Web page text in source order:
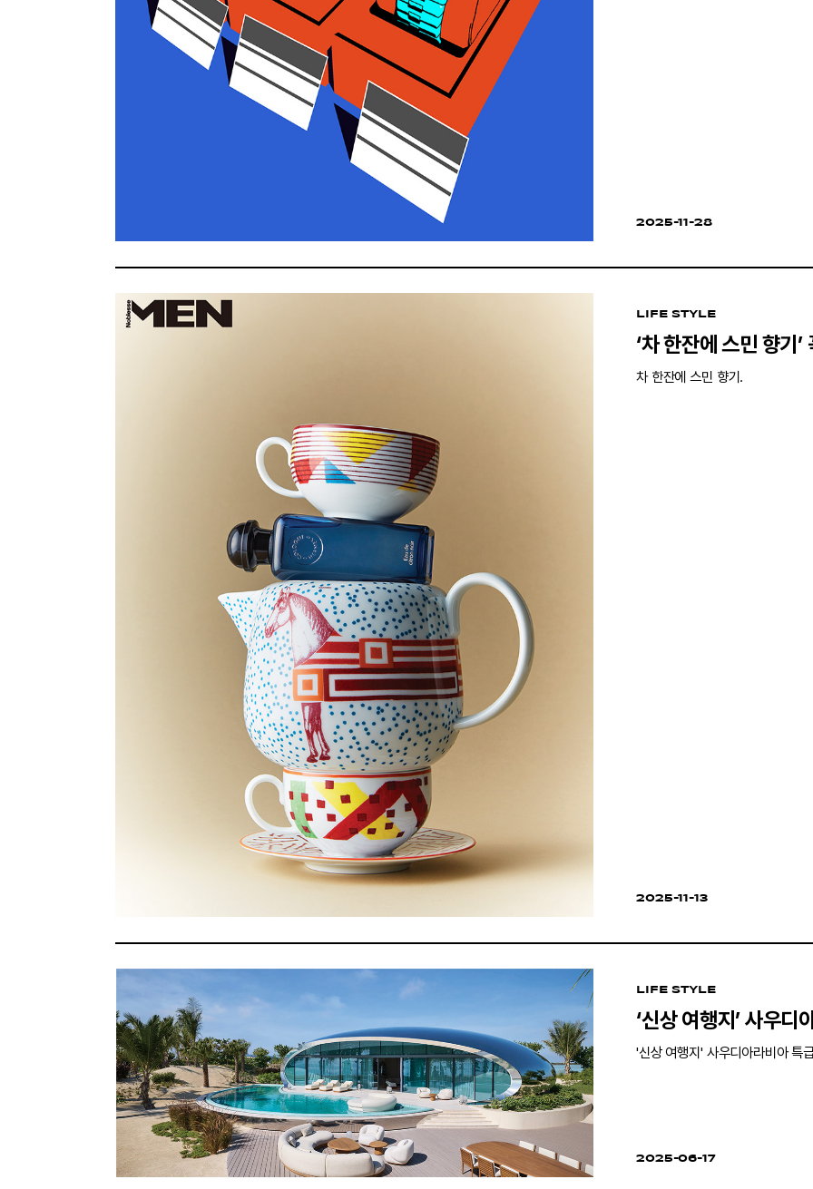
2025-11-28
LIFE STYLE
‘차 한잔에 스민 향기
차 한잔에 스민 향기.
2025-11-13
LIFE STYLE
‘신상 여행지’ 사우
'신상 여행지' 사우디아라비아 특
2025-06-17